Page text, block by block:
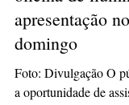
Espetáculo
oficina de
apresentação
domingo